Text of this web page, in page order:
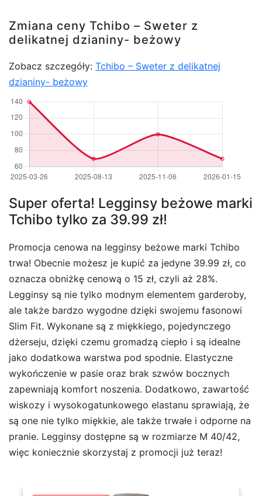
Zmiana ceny Tchibo – Sweter z
delikatnej dzianiny- beżowy
Zobacz szczegóły: Tchibo – Sweter z delikatnej
dzianiny- beżowy
Super oferta! Legginsy beżowe marki
Tchibo tylko za 39.99 zł!
Promocja cenowa na legginsy beżowe marki Tchibo
trwa! Obecnie możesz je kupić za jedyne 39.99 zł, co
oznacza obniżkę cenową o 15 zł, czyli aż 28%.
Legginsy są nie tylko modnym elementem garderoby,
ale także bardzo wygodne dzięki swojemu fasonowi
Slim Fit. Wykonane są z miękkiego, pojedynczego
dżerseju, dzięki czemu gromadzą ciepło i są idealne
jako dodatkowa warstwa pod spodnie. Elastyczne
wykończenie w pasie oraz brak szwów bocznych
zapewniają komfort noszenia. Dodatkowo, zawartość
wiskozy i wysokogatunkowego elastanu sprawiają, że
są one nie tylko miękkie, ale także trwałe i odporne na
pranie. Legginsy dostępne są w rozmiarze M 40/42,
więc koniecznie skorzystaj z promocji już teraz!